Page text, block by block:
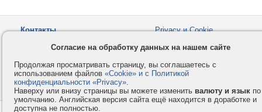
Контакты
Privacy и Cookie
Как оплатить
Форумы
© 2008-2026VMESTE.EU
Согласие на обработку данных на нашем сайте
Продолжая просматривать страницу, вы соглашаетесь с
использованием файлов «Cookie» и с Политикой
конфиденциальности «Privacy».
Наверху или внизу страницы вы можете изменить валюту и язык по
умолчанию. Английская версия сайта ещё находится в доработке и
доступна не полностью.